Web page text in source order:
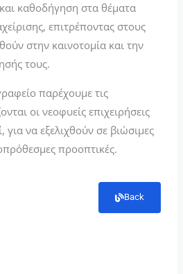
καθοδήγηση στα θέματα
επιτρέποντας στους
στην καινοτομία και την
τους.
παρέχουμε τις
οι νεοφυείς επιχειρήσεις
για να εξελιχθούν σε βιώσιμες
προοπτικές.
Back